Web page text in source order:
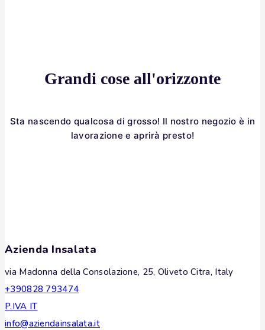
Grandi cose all'orizzonte
Sta nascendo qualcosa di grosso! Il nostro negozio è in
lavorazione e aprirà presto!
Azienda Insalata
via Madonna della Consolazione, 25, Oliveto Citra, Italy
+390828 793474
P.IVA IT
info@aziendainsalata.it